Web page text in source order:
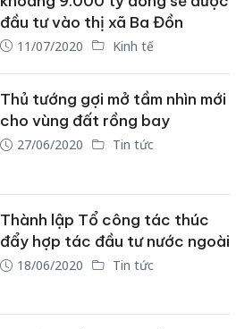
đầu tư vào thị xã Ba Đồn
11/07/2020 Kinh tế
Thủ tướng gợi mở tầm nhìn mới
cho vùng đất rồng bay
27/06/2020 Tin tức
Thành lập Tổ công tác thúc
đẩy hợp tác đầu tư nước ngoài
18/06/2020 Tin tức